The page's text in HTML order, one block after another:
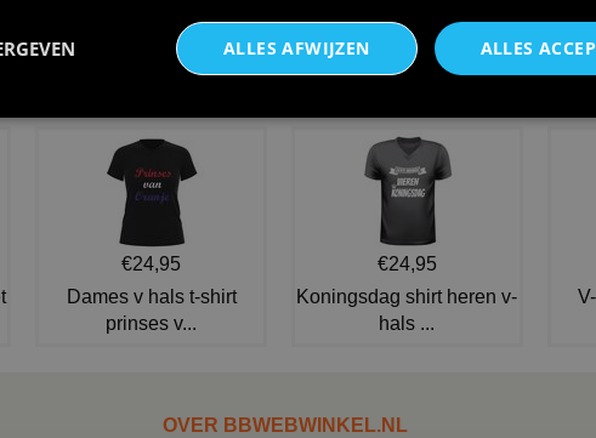
Frituurkoningin grappig Friet s
€ 24,95
€ 12,95
€24,95
Dames v hals t-shirt
prinses v...
€24,95
Koningsdag shirt heren v-
hals ...
OVER BBWEBWINKEL.NL
ALLES
ALLES AFWIJZEN